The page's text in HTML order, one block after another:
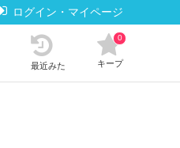
ログイン・マイページ
最近みた キープ
0